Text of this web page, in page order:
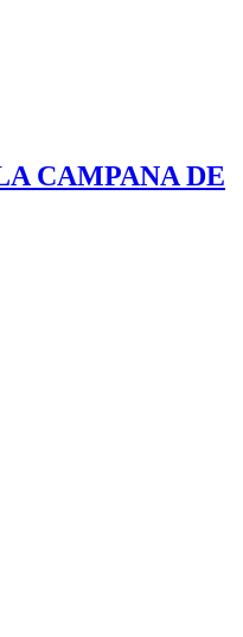
CAMPANA DE